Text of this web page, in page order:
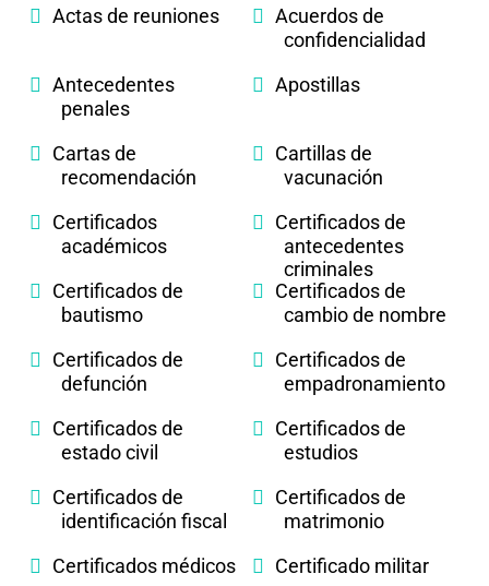
Actas de reuniones
Acuerdos de
confidencialidad
Antecedentes
penales
Apostillas
Cartas de
recomendación
Cartillas de
vacunación
Certificados
académicos
Certificados de
antecedentes
criminales
Certificados de
bautismo
Certificados de
cambio de nombre
Certificados de
defunción
Certificados de
empadronamiento
Certificados de
estado civil
Certificados de
estudios
Certificados de
identificación fiscal
Certificados de
matrimonio
Certificados médicos
Certificado militar